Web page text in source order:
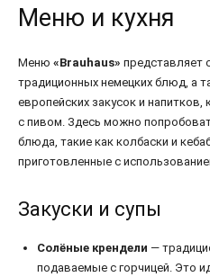
Меню и кухня
Меню «Brauhaus» представляет
традиционных немецких блюд, а
европейских закусок и
с пивом. Здесь можно
блюда, такие как колбаски и
приготовленные с
Закуски и супы
Солёные крендели —
подаваемые с горчицей. Это